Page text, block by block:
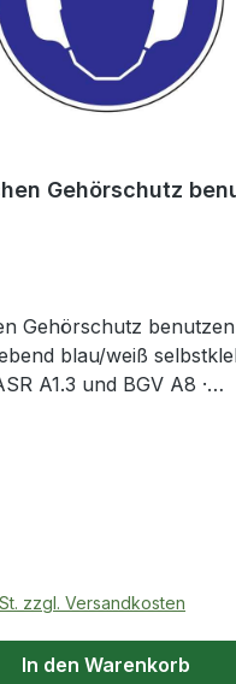
Gehörschutz
Gehörschutz
blau/weiß
A1.3 und BGV A8 ·
zzgl. Versandkosten
In den Warenkorb